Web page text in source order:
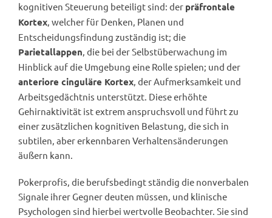
kognitiven Steuerung beteiligt sind: der präfrontale
Kortex, welcher für Denken, Planen und
Entscheidungsfindung zuständig ist; die
Parietallappen, die bei der Selbstüberwachung im
Hinblick auf die Umgebung eine Rolle spielen; und der
anteriore cinguläre Kortex, der Aufmerksamkeit und
Arbeitsgedächtnis unterstützt. Diese erhöhte
Gehirnaktivität ist extrem anspruchsvoll und führt zu
einer zusätzlichen kognitiven Belastung, die sich in
subtilen, aber erkennbaren Verhaltensänderungen
äußern kann.
Pokerprofis, die berufsbedingt ständig die nonverbalen
Signale ihrer Gegner deuten müssen, und klinische
Psychologen sind hierbei wertvolle Beobachter. Sie sind